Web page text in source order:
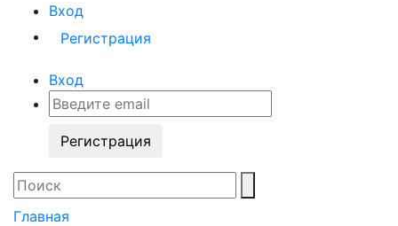
Вход
Регистрация
Вход
Регистрация
Главная